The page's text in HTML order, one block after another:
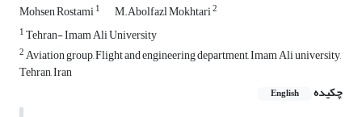
Mohsen Rostami1 M.Abolfazl Mokhtari2
1Tehran- Imam Ali University
2Aviation group, Flight and engineering department, Imam Ali university,
Tehran, Iran
چکیده
English